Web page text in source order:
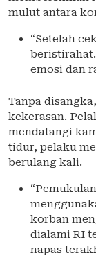
mulut antara
“Setelah
emosi dan
Tanpa
kekerasan.
mendatangi
tidur, pelaku
berulang kali.
korban
dialami RI
napas